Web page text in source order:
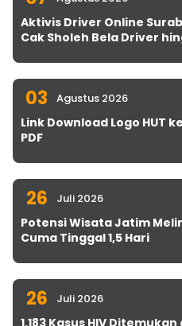
Aktivis Driver Online
Cak Sholeh Bela Driver
03 Agustus 2026
Link Download Logo HUT
PDF
26 Juli 2026
Potensi Wisata Jatim
Cuma Tinggal 1,5 Hari
26 Juli 2026
1.183 Kasus HIV